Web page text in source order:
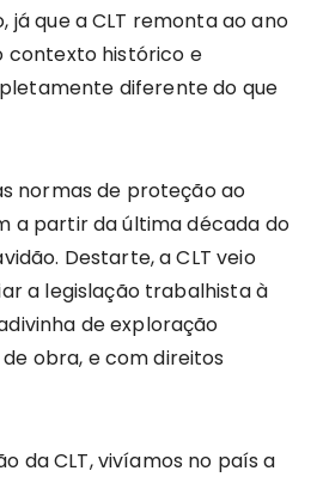
já que a CLT remonta ao ano
contexto histórico e
diferente do que
normas de proteção ao
a partir da última década do
Destarte, a CLT veio
a legislação trabalhista à
de exploração
obra, e com direitos
da CLT, vivíamos no país a